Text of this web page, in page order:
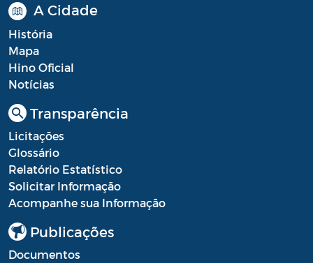
A Cidade
História
Mapa
Hino Oficial
Notícias
Transparência
Licitações
Glossário
Relatório Estatístico
Solicitar Informação
Acompanhe sua Informação
Publicações
Documentos